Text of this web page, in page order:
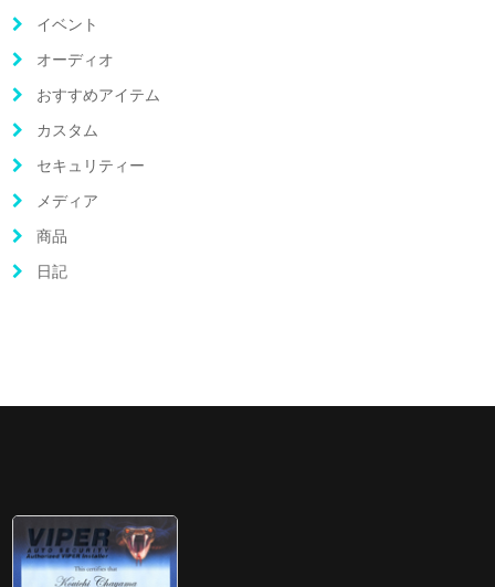
イベント
オーディオ
おすすめアイテム
カスタム
セキュリティー
メディア
商品
日記